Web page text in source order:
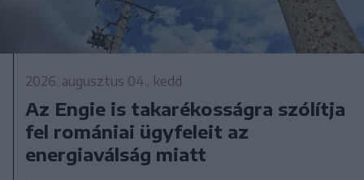
2026. augusztus 04., kedd
Az Engie is takarékosságra szólítja
fel romániai ügyfeleit az
energiaválság miatt